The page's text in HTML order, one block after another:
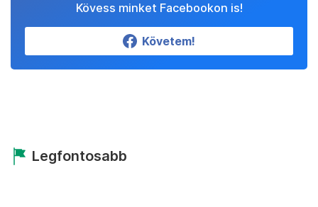
Kövess minket Facebookon is!
Követem!
Legfontosabb